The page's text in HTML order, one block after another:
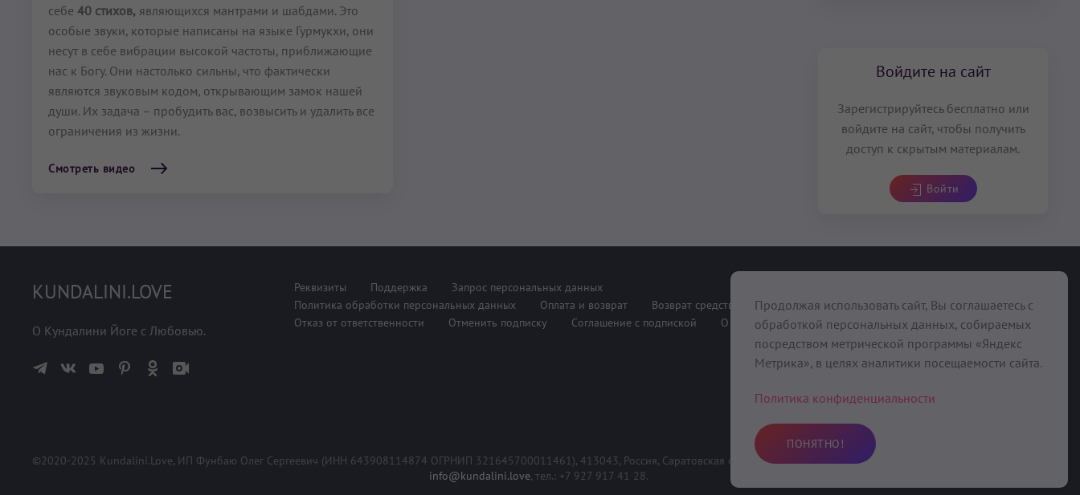
себе 40 стихов, являющихся мантрами и шабдами. Это
особые звуки, которые написаны на языке Гурмукхи, они
несут в себе вибрации высокой частоты, приближающие
нас к Богу. Они настолько сильны, что фактически
являются звуковым кодом, открывающим замок нашей
души. Их задача – пробудить вас, возвысить и удалить все
ограничения из жизни.
Смотреть видео
Войдите на сайт
Зарегистрируйтесь бесплатно или
войдите на сайт, чтобы получить
доступ к скрытым материалам.
Войти
KUNDALINI.LOVE
О Кундалини Йоге с Любовью.
Реквизиты Поддержка
Запрос персональных данных
Политика обработки персональных данных
Оплата и возврат
Возврат средств
Отказ от ответственности
Отменить подписку Соглашение с подпиской О нас
©2020-2025 Kundalini.Love, ИП Фунбаю Олег Сергеевич (ИНН 643908114874 ОГРНИП 321645700011461), 413043, Россия, Саратовская область, Вольский район, с. Девичьи Горки, ул. Колхозная, д. 10
info@kundalini.love, тел.: +7 927 917 41 28.
Продолжая использовать сайт, Вы соглашаетесь с
обработкой персональных данных, собираемых
посредством метрической программы «Яндекс
Метрика», в целях аналитики посещаемости сайта.
Политика конфиденциальности
ПОНЯТНО!